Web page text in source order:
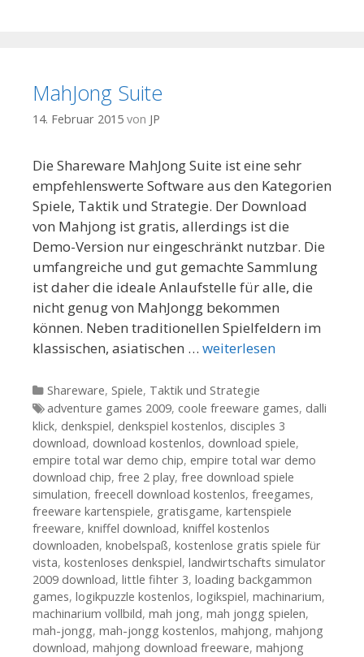
MahJong Suite
14. Februar 2015 von JP
Die Shareware MahJong Suite ist eine sehr
empfehlenswerte Software aus den Kategorien
Spiele, Taktik und Strategie. Der Download
von Mahjong ist gratis, allerdings ist die
Demo-Version nur eingeschränkt nutzbar. Die
umfangreiche und gut gemachte Sammlung
ist daher die ideale Anlaufstelle für alle, die
nicht genug von MahJongg bekommen
können. Neben traditionellen Spielfeldern im
klassischen, asiatischen … weiterlesen
Kategorien
Shareware, Spiele, Taktik und Strategie
Tags
adventure games 2009, coole freeware games, dalli
klick, denkspiel, denkspiel kostenlos, disciples 3
download, download kostenlos, download spiele,
empire total war demo chip, empire total war demo
download chip, free 2 play, free download spiele
simulation, freecell download kostenlos, freegames,
freeware kartenspiele, gratisgame, kartenspiele
freeware, kniffel download, kniffel kostenlos
downloaden, knobelspaß, kostenlose gratis spiele für
vista, kostenloses denkspiel, landwirtschafts simulator
2009 download, little fihter 3, loading backgammon
games, logikpuzzle kostenlos, logikspiel, machinarium,
machinarium vollbild, mah jong, mah jongg spielen,
mah-jongg, mah-jongg kostenlos, mahjong, mahjong
download, mahjong download freeware, mahjong